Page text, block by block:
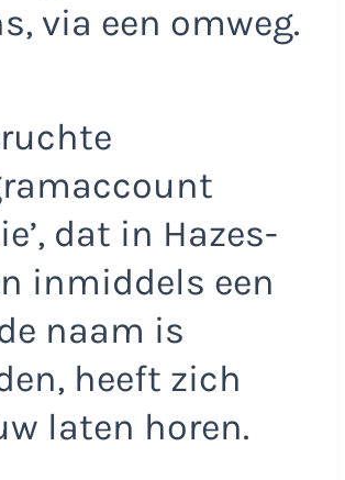
via een omweg.
dat in Hazes-
inmiddels een
naam is
heeft zich
laten horen.